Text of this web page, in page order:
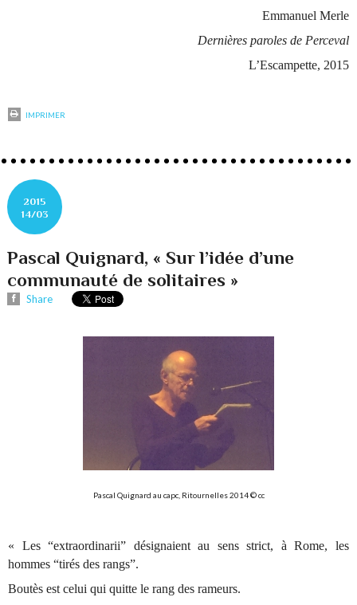
Emmanuel Merle
Dernières paroles de Perceval
L’Escampette, 2015
IMPRIMER
2015
14/03
Pascal Quignard, « Sur l’idée d’une
communauté de solitaires »
Share
Pascal Quignard au capc, Ritournelles 2014 © cc
« Les “extraordinarii” désignaient au sens strict, à Rome, les
hommes “tirés des rangs”.
Boutès est celui qui quitte le rang des rameurs.